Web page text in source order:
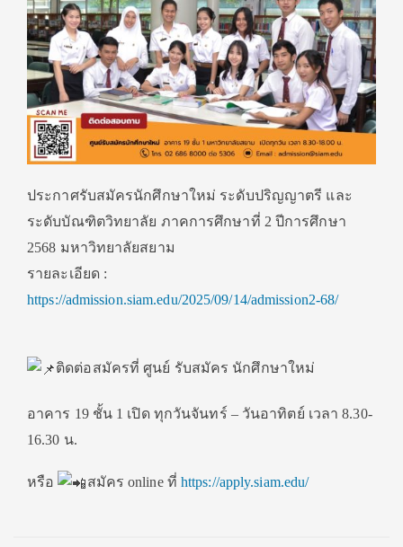
ประกาศรับสมัครนักศึกษาใหม่ ระดับปริญญาตรี และ
ระดับบัณฑิตวิทยาลัย ภาคการศึกษาที่ 2 ปีการศึกษา
2568 มหาวิทยาลัยสยาม
รายละเอียด :
https://admission.siam.edu/2025/09/14/admission2-68/
ติดต่อสมัครที่ ศูนย์ รับสมัคร นักศึกษาใหม่
อาคาร 19 ชั้น 1 เปิด ทุกวันจันทร์ – วันอาทิตย์ เวลา 8.30-
16.30 น.
หรือ สมัคร online ที่ https://apply.siam.edu/